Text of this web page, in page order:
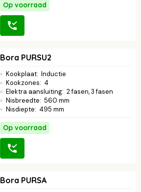
Op voorraad
Bora PURSU2
Kookplaat: Inductie
Kookzones: 4
Elektra aansluiting: 2 fasen, 3 fasen
Nisbreedte: 560 mm
Nisdiepte: 495 mm
Op voorraad
Bora PURSA